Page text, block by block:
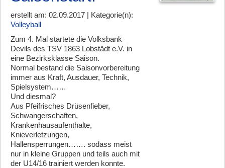
erstellt am: 02.09.2017 | Kategorie(n):
Volleyball
Zum 4. Mal startete die Volksbank
Devils des TSV 1863 Lobstädt e.V. in
eine Bezirksklasse Saison.
Normal bestand die Saisonvorbereitung
immer aus Kraft, Ausdauer, Technik,
Spielsystem……
Und diesmal?
Aus Pfeifrisches Drüsenfieber,
Schwangerschaften,
Krankenhausaufenthalte,
Knieverletzungen,
Hallensperrungen……. sodass meist
nur in kleine Gruppen und teils auch mit
der U14/16 trainiert werden konnte.